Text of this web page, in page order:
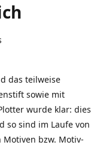
das teilweise
sowie mit
wurde klar: dies
so sind im Laufe von
bzw. Motiv-